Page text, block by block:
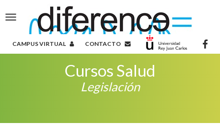
Toggle
navigation
CAMPUS VIRTUAL CONTACTO
Cursos Salud
Legislación